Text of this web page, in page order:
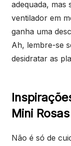
adequada, mas
ventilador em
ganha uma
Ah, lembre-se
desidratar as
Mini Rosas
Não é só de